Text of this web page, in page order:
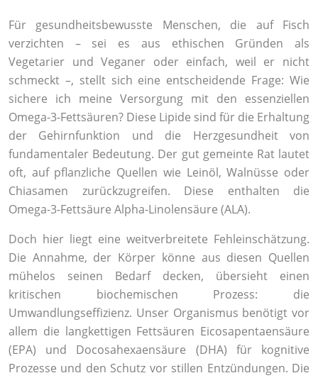
Für gesundheitsbewusste Menschen, die auf Fisch
verzichten – sei es aus ethischen Gründen als
Vegetarier und Veganer oder einfach, weil er nicht
schmeckt –, stellt sich eine entscheidende Frage: Wie
sichere ich meine Versorgung mit den essenziellen
Omega-3-Fettsäuren? Diese Lipide sind für die Erhaltung
der Gehirnfunktion und die Herzgesundheit von
fundamentaler Bedeutung. Der gut gemeinte Rat lautet
oft, auf pflanzliche Quellen wie Leinöl, Walnüsse oder
Chiasamen zurückzugreifen. Diese enthalten die
Omega-3-Fettsäure Alpha-Linolensäure (ALA).
Doch hier liegt eine weitverbreitete Fehleinschätzung.
Die Annahme, der Körper könne aus diesen Quellen
mühelos seinen Bedarf decken, übersieht einen
kritischen biochemischen Prozess: die
Umwandlungseffizienz. Unser Organismus benötigt vor
allem die langkettigen Fettsäuren Eicosapentaensäure
(EPA) und Docosahexaensäure (DHA) für kognitive
Prozesse und den Schutz vor stillen Entzündungen. Die